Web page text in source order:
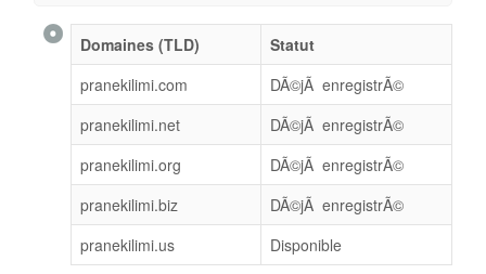
Domaines (TLD)
Statut
pranekilimi.com
DÃ©jÃ enregistrÃ©
pranekilimi.net
DÃ©jÃ enregistrÃ©
pranekilimi.org
DÃ©jÃ enregistrÃ©
pranekilimi.biz
DÃ©jÃ enregistrÃ©
pranekilimi.us
Disponible